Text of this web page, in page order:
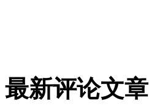
最新评论文章